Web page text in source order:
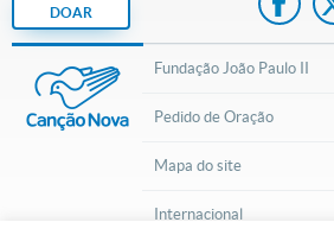
DOAR
Fundação João Paulo II
Pedido de Oração
Mapa do site
Internacional